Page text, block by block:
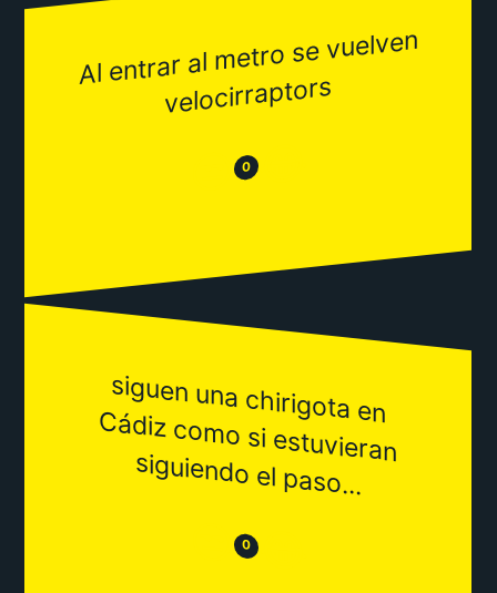
Al entrar al
metro se vuelven
velocirraptors
😒 0 😂
siguen una chirigota en
Cádiz com
o si estuvieran
siguiendo el paso...
😒 0 😂